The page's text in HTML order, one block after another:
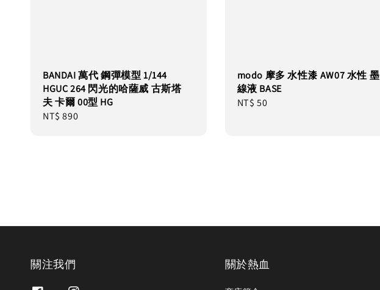
BANDAI 萬代 鋼彈模型 1/144
HGUC 264 閃光的哈薩威 古斯塔
夫 卡爾 00型 HG
Regular
NT$ 890
modo 摩多 水性漆 AW07 水性 墨
線液 BASE
Regular
NT$ 50
關注我們 關於熱血